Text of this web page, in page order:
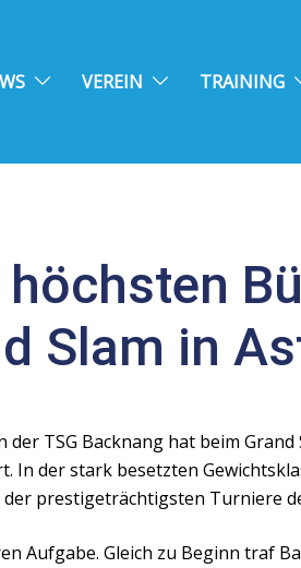
VEREIN TRAINING
Slam in
TSG Backnang hat beim
der stark besetzten
prestigeträchtigsten Turniere
Aufgabe. Gleich zu Beginn traf